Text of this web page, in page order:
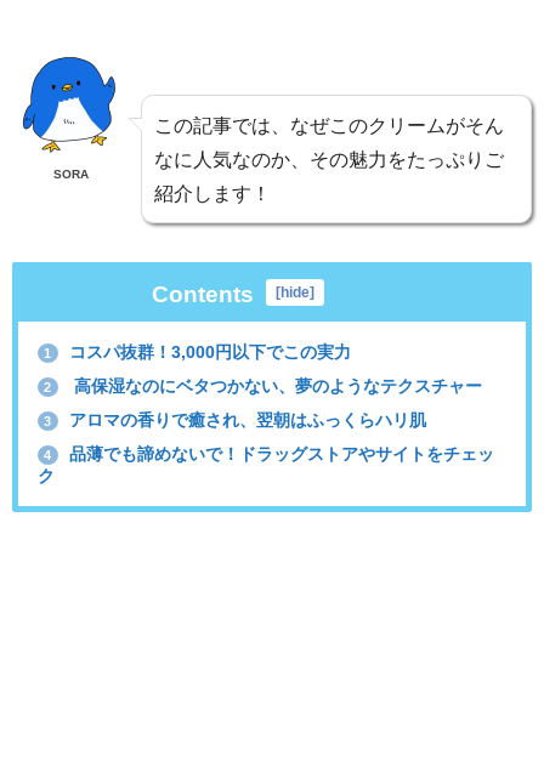
SORA
この記事では、なぜこのクリームがそん
なに人気なのか、その魅力をたっぷりご
紹介します！
Contents [hide]
1 コスパ抜群！3,000円以下でこの実力
2 高保湿なのにベタつかない、夢のようなテクスチャー
3 アロマの香りで癒され、翌朝はふっくらハリ肌
4
品薄でも諦めないで！ドラッグストアやサイトをチェッ
ク